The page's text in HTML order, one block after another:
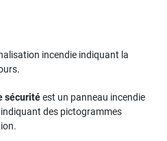
incendie indiquant la
sécuritéest un panneau incendie
des pictogrammes